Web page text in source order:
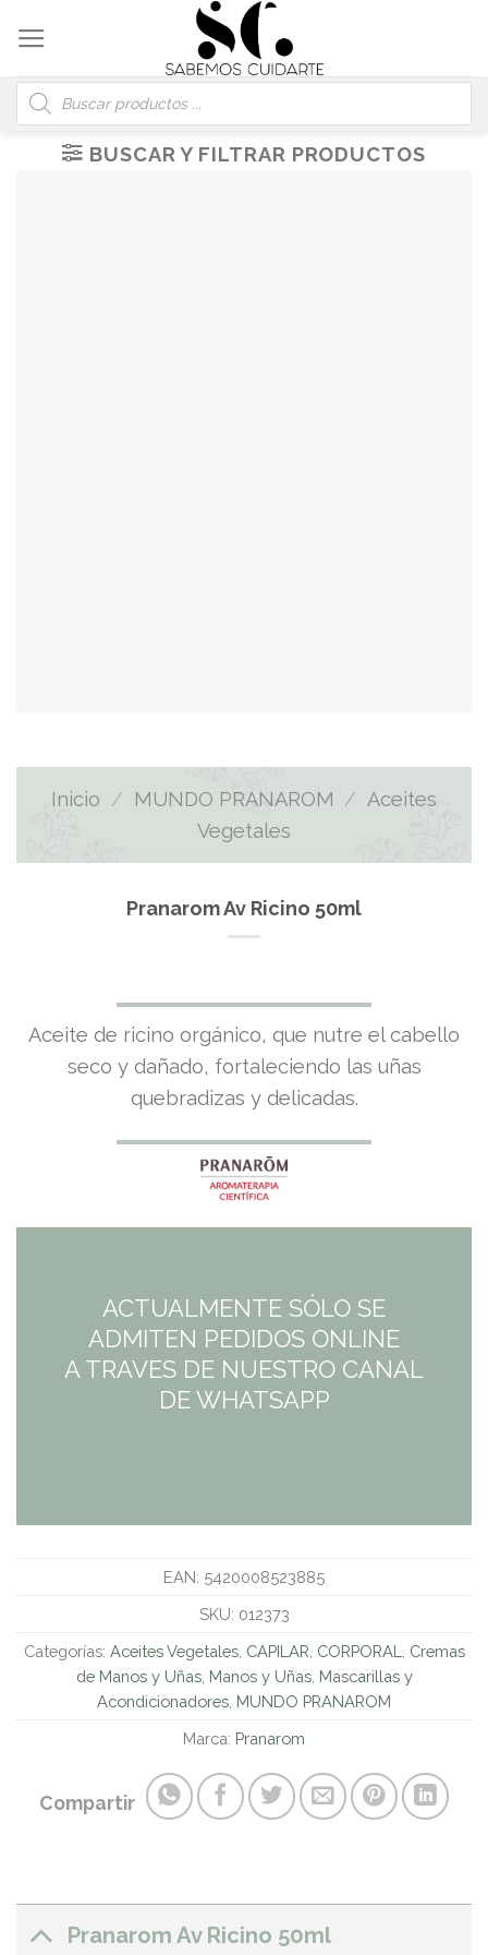
content
Búsqueda
de
productos
BUSCAR Y FILTRAR PRODUCTOS
Inicio / MUNDO PRANAROM / Aceites
Vegetales
Pranarom Av Ricino 50ml
Aceite de ricino orgánico, que nutre el cabello
seco y dañado, fortaleciendo las uñas
quebradizas y delicadas.
ACTUALMENTE SÓLO SE
ADMITEN PEDIDOS ONLINE
A TRAVES DE NUESTRO CANAL
DE WHATSAPP
EAN: 5420008523885
SKU: 012373
Categorías: Aceites Vegetales, CAPILAR CORPORAL
Cremas
de Manos y Uñas, Manos y Uñas, Mascarillas y
Acondicionadores MUNDO PRANAROM
Marca: Pranarom
Compartir
Pranarom Av Ricino 50ml